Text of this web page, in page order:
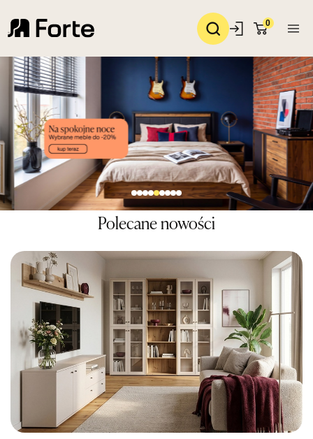
0
Polecane nowości